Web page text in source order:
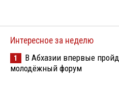
Интересное за неделю
1
В Абхазии впервые
молодёжный форум